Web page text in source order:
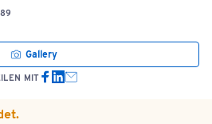
Gallery
MIT